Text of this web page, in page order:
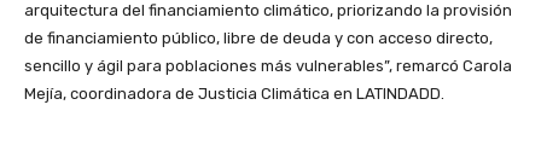
arquitectura del financiamiento climático, priorizando la provisión
de financiamiento público, libre de deuda y con acceso directo,
sencillo y ágil para poblaciones más vulnerables”, remarcó Carola
Mejía, coordinadora de Justicia Climática en LATINDADD.